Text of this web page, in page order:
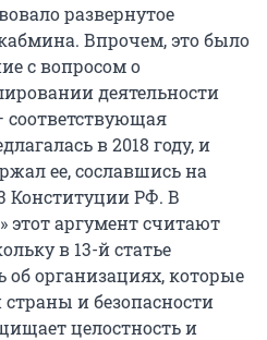
развернутое
Впрочем, это было
с вопросом о
деятельности
соответствующая
в 2018 году, и
ее, сославшись на
Конституции РФ. В
этот аргумент считают
в 13-й статье
об организациях, которые
и безопасности
целостность и